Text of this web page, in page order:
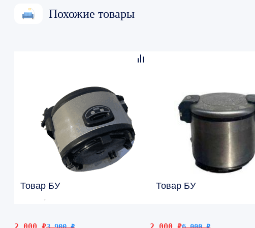
Похожие товары
Товар БУ
Первоначальная
Текущая
Товар БУ
Первоначальная
Текущая